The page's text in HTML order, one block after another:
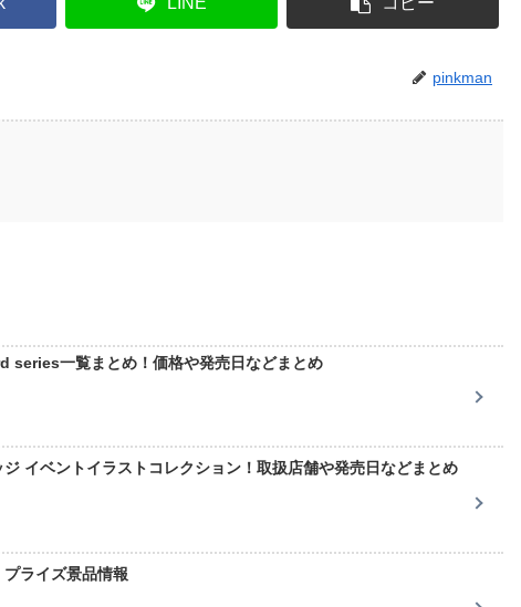
pinkman
series一覧まとめ！価格や発売日などまとめ
ジ イベントイラストコレクション！取扱店舗や発売日などまとめ
プライズ景品情報